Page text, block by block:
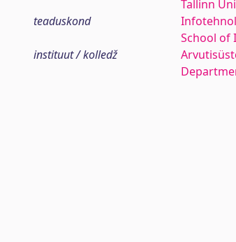
Tallinn
teaduskond
School of
instituut / kolledž